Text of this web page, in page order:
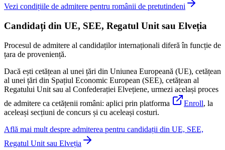
Vezi condițiile de admitere pentru românii de pretutindeni
Candidați din UE, SEE, Regatul Unit sau Elveția
Procesul de admitere al candidaților internaționali diferă în funcție de
țara de proveniență.
Dacă ești cetățean al unei țări din Uniunea Europeană (UE), cetățean
al unei țări din Spațiul Economic European (SEE), cetățean al
Regatului Unit sau al Confederației Elvețiene, urmezi același proces
de admitere ca cetățenii români: aplici prin platforma
Enroll, la
aceleași secțiuni de concurs și cu aceleași costuri.
Află mai mult despre admiterea pentru candidații din UE, SEE,
Regatul Unit sau Elveția